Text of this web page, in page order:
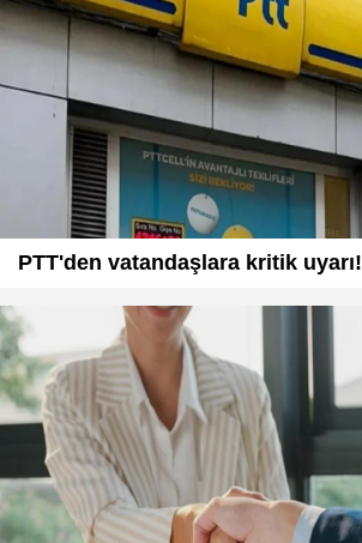
PTT'den vatandaşlara kritik uyarı!